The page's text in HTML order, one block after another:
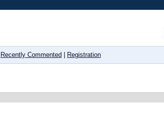
Recently Commented Registration